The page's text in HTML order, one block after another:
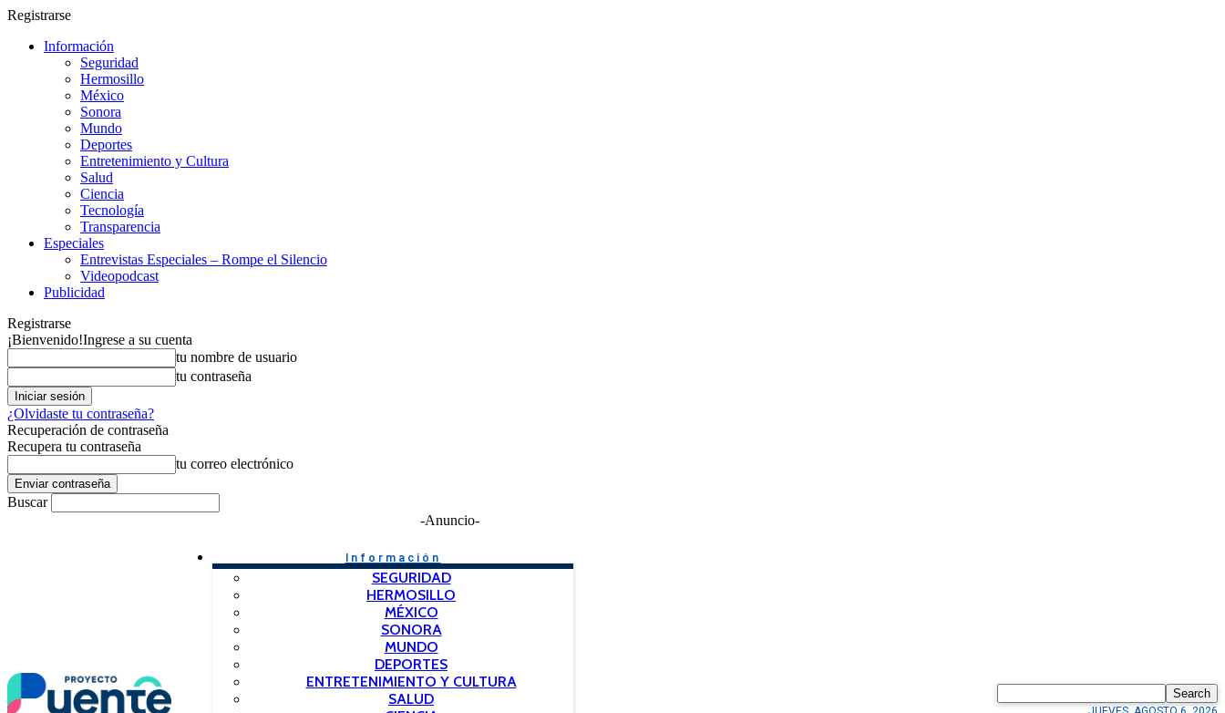
Registrarse
Información
Seguridad
Hermosillo
México
Sonora
Mundo
Deportes
Entretenimiento y Cultura
Salud
Ciencia
Tecnología
Transparencia
Especiales
Entrevistas Especiales – Rompe el Silencio
Videopodcast
Publicidad
Registrarse
¡Bienvenido!Ingrese a su cuenta
tu nombre de usuario
tu contraseña
¿Olvidaste tu contraseña?
Recuperación de contraseña
Recupera tu contraseña
tu correo electrónico
Buscar
-Anuncio-
Información
SEGURIDAD
HERMOSILLO
MÉXICO
SONORA
MUNDO
DEPORTES
ENTRETENIMIENTO Y CULTURA
SALUD
Search